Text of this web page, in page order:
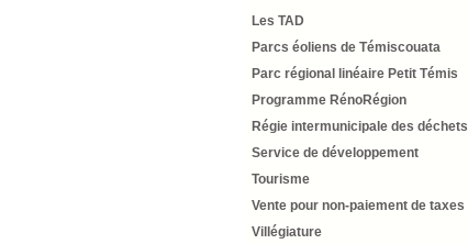
Les TAD
Parcs éoliens de Témiscouata
Parc régional linéaire Petit Témis
Programme RénoRégion
Régie intermunicipale des déchets
Service de développement
Tourisme
Vente pour non-paiement de taxes
Villégiature